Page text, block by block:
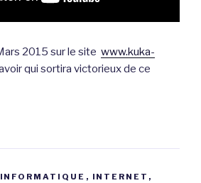
2015 sur le site www.kuka-
qui sortira victorieux de ce
INFORMATIQUE , INTERNET ,